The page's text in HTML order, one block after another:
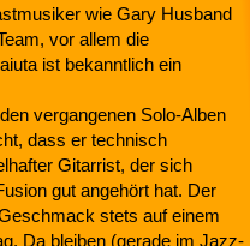
wie Gary Husband
vor allem die
ist bekanntlich ein
vergangenen Solo-Alben
dass er technisch
Gitarrist, der sich
gut angehört hat. Der
stets auf einem
Da bleiben (gerade im Jazz-